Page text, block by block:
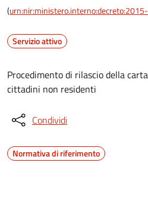
(
Servizio attivo
Procedimento di rilascio della
cittadini non residenti
Condividi
Normativa di riferimento